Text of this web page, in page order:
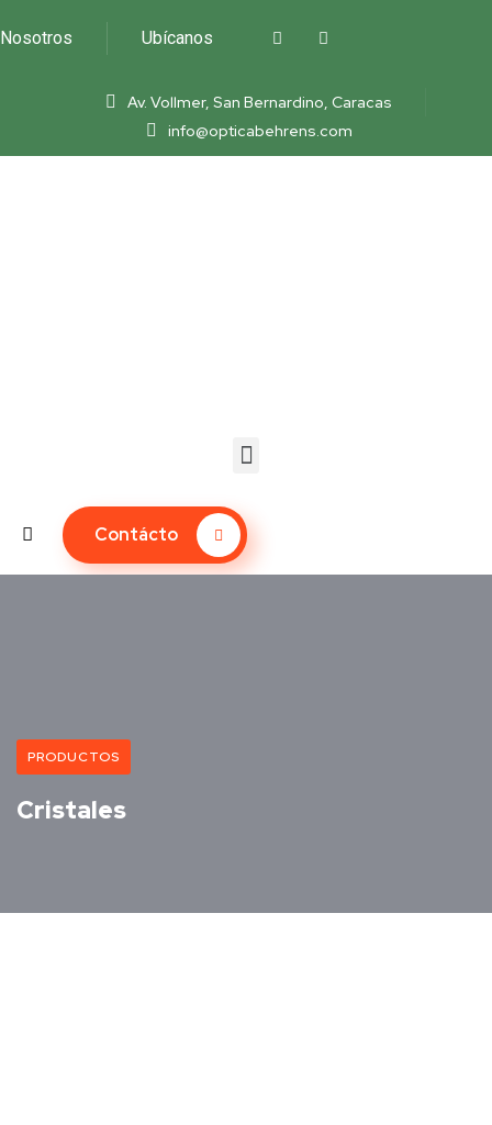
Nosotros Ubícanos
Av. Vollmer, San Bernardino, Caracas
info@opticabehrens.com
Contácto
PRODUCTOS
Cristales